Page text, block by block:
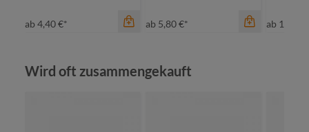
ab4,40 €* ab 5,80 €* ab 10,75
Produktgalerie überspringen
Wird oft zusammengekauft